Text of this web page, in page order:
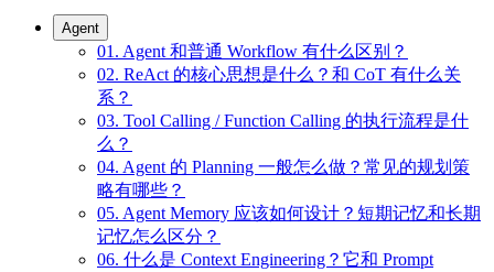
Agent
01. Agent 和普通 Workflow 有什么区别？
02. ReAct 的核心思想是什么？和 CoT 有什么关
系？
03. Tool Calling / Function Calling 的执行流程是什
么？
04. Agent 的 Planning 一般怎么做？常见的规划策
略有哪些？
05. Agent Memory 应该如何设计？短期记忆和长期
记忆怎么区分？
06. 什么是 Context Engineering？它和 Prompt